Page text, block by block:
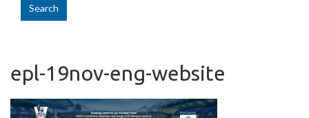
Search
epl-19nov-eng-website